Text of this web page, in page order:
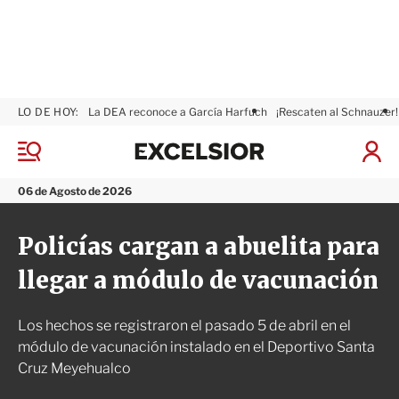
M
n
ú
06 de Agosto de 2026
LO DE HOY: La DEA reconoce a García Harfuch ¡Rescaten al Schnauzer!
I
a
r
S
e
ó
x
l
i
o
r
Policías cargan a abuelita para
llegar a módulo de vacunación
Los hechos se registraron el pasado 5 de abril en el
módulo de vacunación instalado en el Deportivo Santa
Cruz Meyehualco